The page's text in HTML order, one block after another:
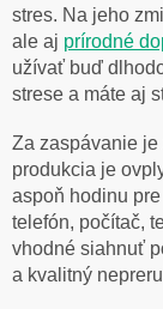
stres. Na jeho
ale aj prírodné
užívať buď
strese a máte aj
Za zaspávanie
produkcia je
aspoň hodinu
telefón, počítač,
vhodné siahnuť
a kvalitný